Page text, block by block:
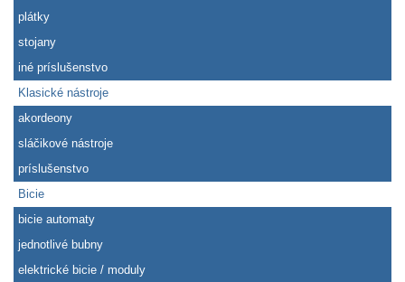
plátky
stojany
iné príslušenstvo
Klasické nástroje
akordeony
sláčikové nástroje
príslušenstvo
Bicie
bicie automaty
jednotlivé bubny
elektrické bicie / moduly